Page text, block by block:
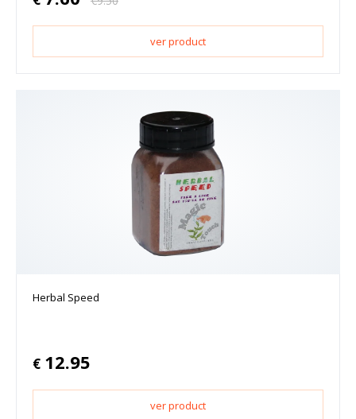
ver product
Herbal Speed
€ 12.95
ver product